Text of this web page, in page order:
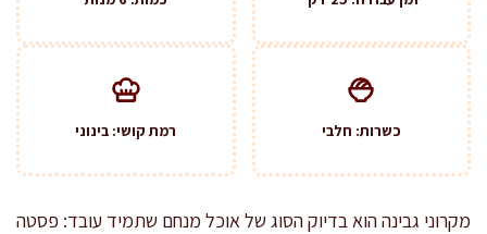
כשרות: חלבי רמת קושי: בינוני
מקרוני גבינה הוא בדיוק הסוג של אוכל מנחם שתמיד עובד: פסטה